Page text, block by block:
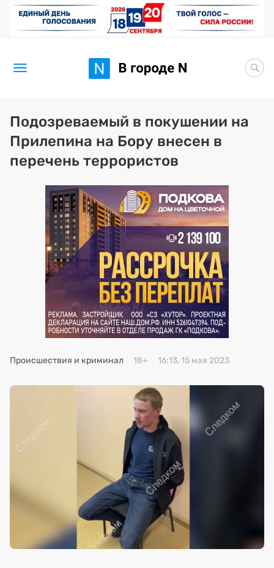
Новости
Статьи
Здоровье
BORЩ
Искусство исцелять
Премия 2026 (текущая)
Премия 2025
Эксперты
Подозреваемый в покушении на
Прилепина на Бору внесен в
перечень террористов
Происшествия и криминал 18+ 16:13, 15 мая 2023